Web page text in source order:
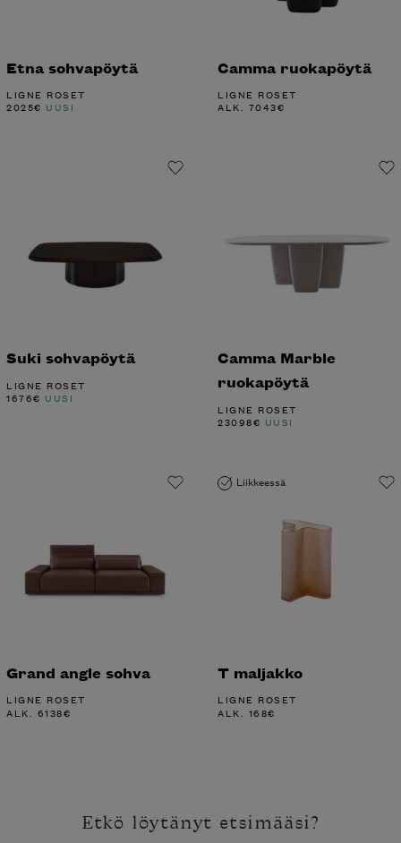
Etna sohvapöytä
LIGNE ROSET
2025€ UUSI
Camma ruokapöytä
LIGNE ROSET
ALK. 7043€
Suki sohvapöytä
LIGNE ROSET
1676€ UUSI
Camma Marble
ruokapöytä
LIGNE ROSET
23098€ UUSI
Grand angle sohva
LIGNE ROSET
ALK. 6138€
Liikkeessä
T maljakko
LIGNE ROSET
ALK. 168€
Etkö löytänyt etsimääsi?